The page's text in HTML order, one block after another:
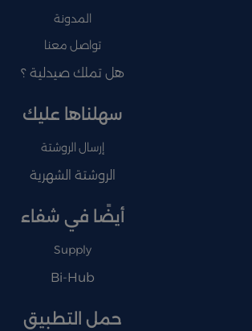
المدونة
تواصل معنا
هل تملك صيدلية ؟
سهلناها عليك
إرسال الروشتة
الروشتة الشهرية
أيضًا في شفاء
Supply
Bi-Hub
حمل التطبيق